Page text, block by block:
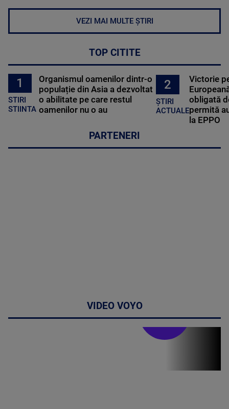
VEZI MAI MULTE ȘTIRI
TOP CITITE
1
STIRI
STIINTA
Organismul oamenilor dintr-o
populație din Asia a dezvoltat
o abilitate pe care restul
oamenilor nu o au
2
ȘTIRI
ACTUALE
Victorie
obligată
permită
la EPPO
PARTENERI
VIDEO VOYO
Stirile PRO TV